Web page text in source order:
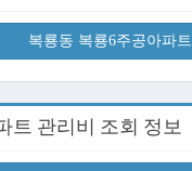
복룡동 복룡6주공아파트
트 관리비 조회 정보